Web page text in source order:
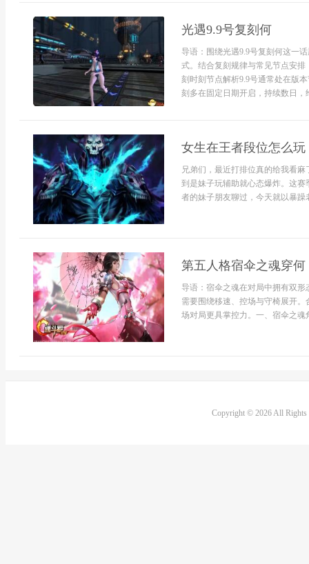
光遇9.9号复刻何
导语：围绕光遇9.9号复刻何这一
式。结合复刻规律与常见节点安
刻时刻节点解析9.9号通常处在版
刻多在固定日期开启，持续数日
女生在王者段位怎么
兄弟们，最近打排位真的给我看
到是妹子玩辅助就心态爆炸。这
者的妹子朋友聊过，今天就以暴
第五人格宿伞之魂穿何
导语：宿伞之魂在对局中拥有双
需要围绕移速、控场与守椅展开
场对局更具掌控力。一、宿伞之魂
Copyright © 2026 All